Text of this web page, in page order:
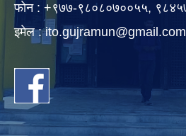
फाेन : +९७७-९८०८०७००५५,
इमेल :ito.gujramun@gmail.com